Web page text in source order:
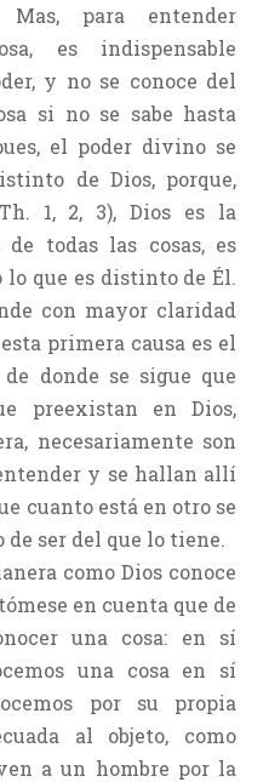
para entender
es indispensable
y no se conoce del
si no se sabe hasta
el poder divino se
de Dios, porque,
1, 2, 3), Dios es la
todas las cosas, es
lo que es distinto de Él.
con mayor claridad
primera causa es el
donde se sigue que
preexistan en Dios,
necesariamente son
y se hallan allí
cuanto está en otro se
ser del que lo tiene.
como Dios conoce
en cuenta que de
una cosa: en sí
una cosa en sí
por su propia
al objeto, como
a un hombre por la